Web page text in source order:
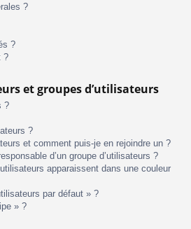
?
?
?
et groupes d’utilisateurs
?
?
et comment puis-je en rejoindre un ?
d’un groupe d’utilisateurs ?
apparaissent dans une couleur
par défaut » ?
» ?